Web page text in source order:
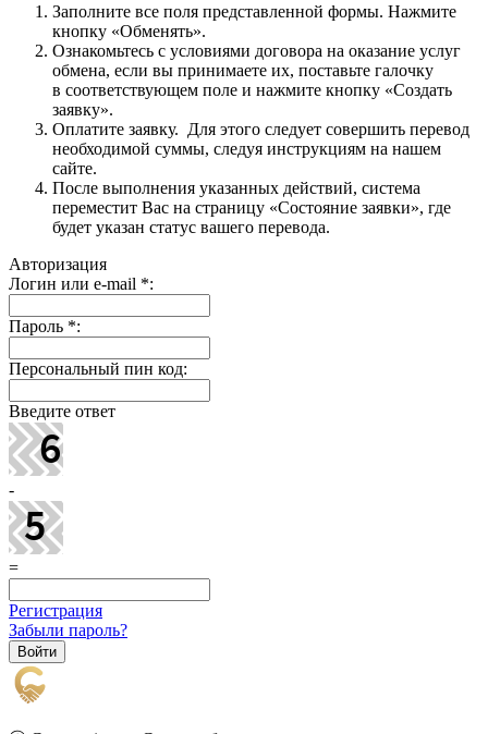
Заполните все поля представленной формы. Нажмите
кнопку «Обменять».
Ознакомьтесь с условиями договора на оказание услуг
обмена, если вы принимаете их, поставьте галочку
в соответствующем поле и нажмите кнопку «Создать
заявку».
Оплатите заявку. Для этого следует совершить перевод
необходимой суммы, следуя инструкциям на нашем
сайте.
После выполнения указанных действий, система
переместит Вас на страницу «Состояние заявки», где
будет указан статус вашего перевода.
Авторизация
Логин или e-mail *:
Пароль *:
Персональный пин код:
Введите ответ
-
=
Регистрация
Забыли пароль?